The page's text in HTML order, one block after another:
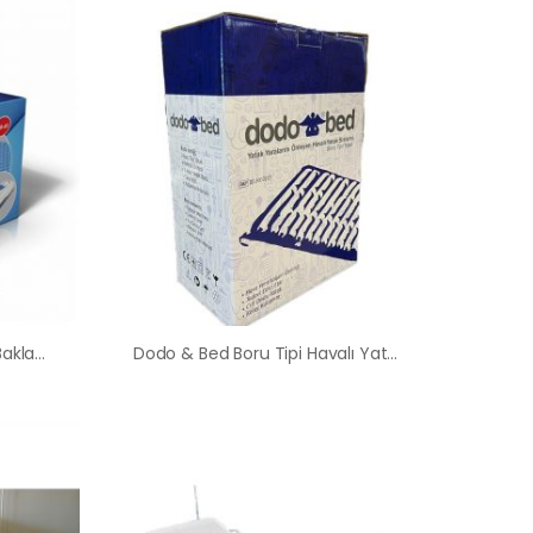
Comfort Plus Havalı Yatak Baklava Tipi Hasta Yatağı Dodo & Bed Boru Tipi Havalı Yatak Ankara Hasta Yatağı